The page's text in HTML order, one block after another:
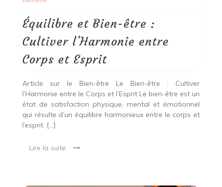
entre
Corps
et
Équilibre et Bien-être :
Cultiver l’Harmonie entre
Corps et Esprit
Article sur le Bien-être Le Bien-être : Cultiver
l’Harmonie entre le Corps et l’Esprit Le bien-être est un
état de satisfaction physique, mental et émotionnel
qui résulte d’un équilibre harmonieux entre le corps et
l’esprit. […]
Lire la suite